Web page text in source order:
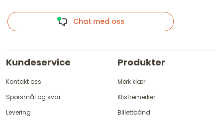
Chat med oss
Kundeservice
Kontakt oss
Spørsmål og svar
Levering
Produkter
Merk klær
Klistremerker
Billettbånd